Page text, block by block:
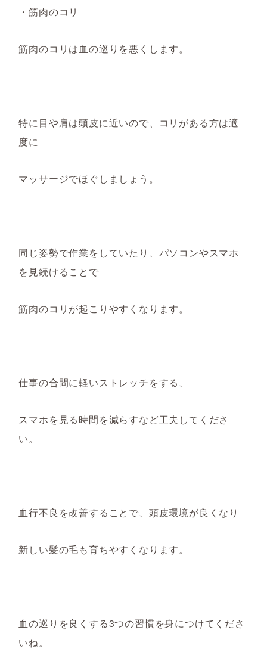
・筋肉のコリ
筋肉のコリは血の巡りを悪くします。
特に目や肩は頭皮に近いので、コリがある方は適
度に
マッサージでほぐしましょう。
同じ姿勢で作業をしていたり、パソコンやスマホ
を見続けることで
筋肉のコリが起こりやすくなります。
仕事の合間に軽いストレッチをする、
スマホを見る時間を減らすなど工夫してくださ
い。
血行不良を改善することで、頭皮環境が良くなり
新しい髪の毛も育ちやすくなります。
血の巡りを良くする3つの習慣を身につけて くださ
いね。